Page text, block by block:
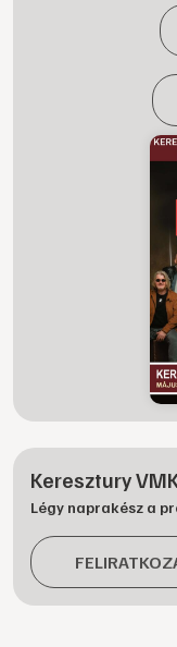
Keresztury
Légy naprakész a